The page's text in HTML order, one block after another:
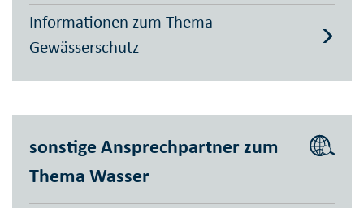
Informationen zum Thema
Gewässerschutz
sonstige Ansprechpartner zum
Thema Wasser